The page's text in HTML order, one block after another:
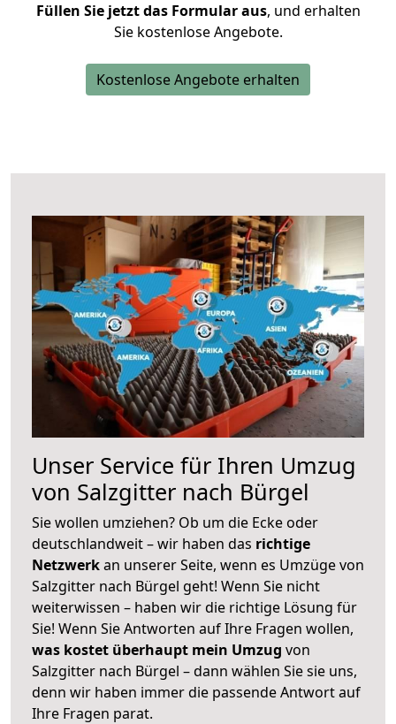
Füllen Sie jetzt das Formular aus, und erhalten
Sie kostenlose Angebote.
Kostenlose Angebote erhalten
Unser Service für Ihren Umzug
von Salzgitter nach Bürgel
Sie wollen umziehen? Ob um die Ecke oder
deutschlandweit – wir haben das richtige
Netzwerkan unserer Seite, wenn es Umzüge von
Salzgitter nach Bürgel geht! Wenn Sie nicht
weiterwissen – haben wir die richtige Lösung für
Sie! Wenn Sie Antworten auf Ihre Fragen wollen,
was kostet überhaupt mein Umzug von
Salzgitter nach Bürgel – dann wählen Sie sie uns,
denn wir haben immer die passende Antwort auf
Ihre Fragen parat.